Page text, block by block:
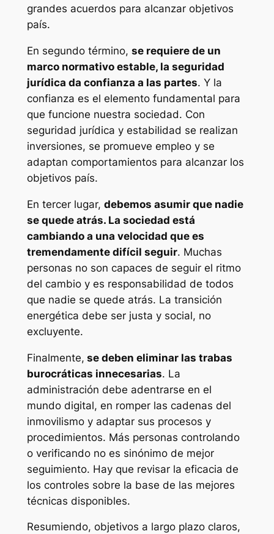
grandes acuerdos para alcanzar objetivos
país.
En segundo término, se requiere de un
marco normativo estable, la seguridad
jurídica da confianza a las partes. Y la
confianza es el elemento fundamental para
que funcione nuestra sociedad. Con
seguridad jurídica y estabilidad se realizan
inversiones, se promueve empleo y se
adaptan comportamientos para alcanzar los
objetivos país.
En tercer lugar, debemos asumir que nadie
se quede atrás. La sociedad está
cambiando a una velocidad que es
tremendamente difícil seguir. Muchas
personas no son capaces de seguir el ritmo
del cambio y es responsabilidad de todos
que nadie se quede atrás. La transición
energética debe ser justa y social, no
excluyente.
Finalmente, se deben eliminar las trabas
burocráticas innecesarias. La
administración debe adentrarse en el
mundo digital, en romper las cadenas del
inmovilismo y adaptar sus procesos y
procedimientos. Más personas controlando
o verificando no es sinónimo de mejor
seguimiento. Hay que revisar la eficacia de
los controles sobre la base de las mejores
técnicas disponibles.
Resumiendo, objetivos a largo plazo claros,